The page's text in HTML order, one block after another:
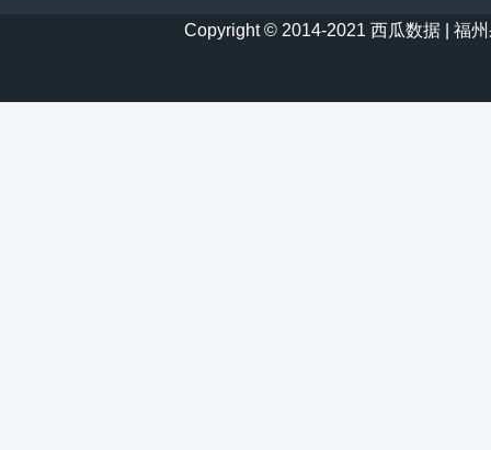
Copyright © 2014-2021 西瓜数据 | 福